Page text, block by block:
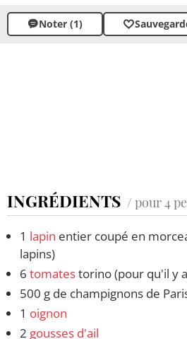
Noter (1)
INGRÉDIENTS / pour 4
1 lapin entier coupé en
lapins)
6 tomatestorino (pour qu'il y
500 g de champignons de
1 oignon
2 gousses d'ail